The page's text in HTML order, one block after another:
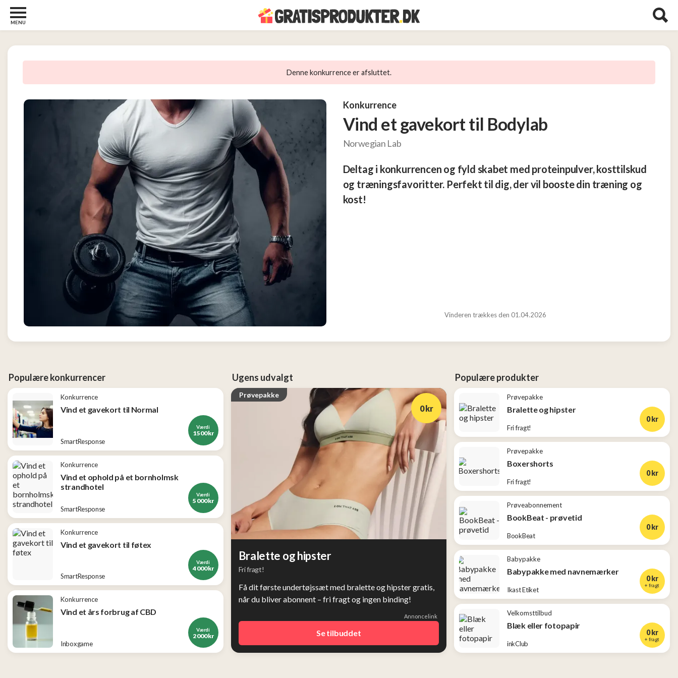
MENU
Denne konkurrence er afsluttet.
Konkurrence
Vind et gavekort til Bodylab
Norwegian Lab
Deltag i konkurrencen og fyld skabet med proteinpulver, kosttilskud
og træningsfavoritter. Perfekt til dig, der vil booste din træning og
kost!
Vinderen trækkes den 01.04.2026
Populære konkurrencer
Konkurrence
Vind et gavekort til Normal
SmartResponse
Værdi
1 500 kr
Konkurrence
Vind et ophold på et bornholmsk
strandhotel
SmartResponse
Værdi
5 000 kr
Konkurrence
Vind et gavekort til føtex
SmartResponse
Værdi
4 000 kr
Konkurrence
Vind et års forbrug af CBD
Inboxgame
Værdi
2 000 kr
Ugens udvalgt
Prøvepakke
Bralette og hipster
Fri fragt!
0 kr
Få dit første undertøjssæt med bralette og hipster gratis,
når du bliver abonnent – fri fragt og ingen binding!
Annoncelink
Se tilbuddet
Populære produkter
Prøvepakke
Bralette og hipster
Fri fragt!
0 kr
Prøvepakke
Boxershorts
Fri fragt!
0 kr
Prøveabonnement
BookBeat - prøvetid
BookBeat
0 kr
Babypakke
Babypakke med navnemærker
Ikast Etiket
0 kr
+ fragt
Velkomsttilbud
Blæk eller fotopapir
inkClub
0 kr
+ fragt
Baby
Diverse
Kosttilskud
Konkurrencer
produkter